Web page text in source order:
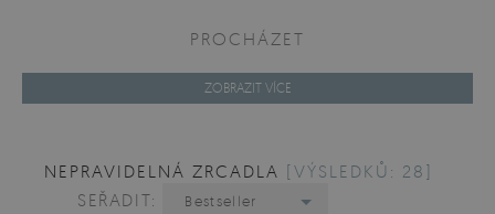
PROCHÁZET
ZOBRAZIT VÍCE
NEPRAVIDELNÁ ZRCADLA [VÝSLEDKŮ: 28]
SEŘADIT:
Bestseller